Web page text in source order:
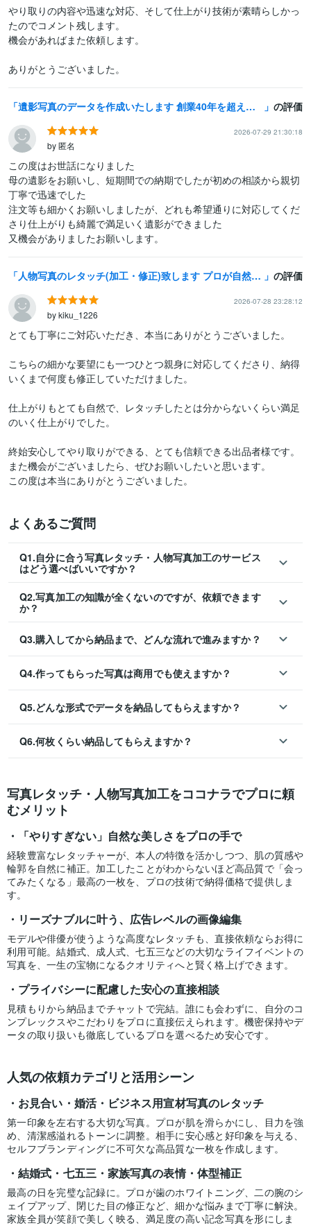
やり取りの内容や迅速な対応、そして仕上がり技術が素晴らしかっ
たのでコメント残します。
機会があればまた依頼します。
ありがとうございました。
遺影写真のデータを作成いたします 創業40年を超える写真専門会社があなたのご希望を叶えます の評価
2026-07-29 21:30:18
by 匿名
この度はお世話になりました
母の遺影をお願いし、短期間での納期でしたが初めの相談から親切
丁寧で迅速でした
注文等も細かくお願いしましたが、どれも希望通りに対応してくだ
さり仕上がりも綺麗で満足いく遺影ができました
又機会がありましたお願いします。
人物写真のレタッチ(加工・修正)致します プロが自然に綺麗に加工致します。お気軽にご相談下さい♪ の評価
2026-07-28 23:28:12
by kiku_1226
とても丁寧にご対応いただき、本当にありがとうございました。
こちらの細かな要望にも一つひとつ親身に対応してくださり、納得
いくまで何度も修正していただけました。
仕上がりもとても自然で、レタッチしたとは分からないくらい満足
のいく仕上がりでした。
終始安心してやり取りができる、とても信頼できる出品者様です。
また機会がございましたら、ぜひお願いしたいと思います。
この度は本当にありがとうございました。
よくあるご質問
Q1.自分に合う写真レタッチ・人物写真加工のサービス
はどう選べばいいですか？
Q2.写真加工の知識が全くないのですが、依頼できます
か？
Q3.購入してから納品まで、どんな流れで進みますか？
Q4.作ってもらった写真は商用でも使えますか？
Q5.どんな形式でデータを納品してもらえますか？
Q6.何枚くらい納品してもらえますか？
写真レタッチ・人物写真加工をココナラでプロに頼
むメリット
「やりすぎない」自然な美しさをプロの手で
経験豊富なレタッチャーが、本人の特徴を活かしつつ、肌の質感や
輪郭を自然に補正。加工したことがわからないほど高品質で「会っ
てみたくなる」最高の一枚を、プロの技術で納得価格で提供しま
す。
リーズナブルに叶う、広告レベルの画像編集
モデルや俳優が使うような高度なレタッチも、直接依頼ならお得に
利用可能。結婚式、成人式、七五三などの大切なライフイベントの
写真を、一生の宝物になるクオリティへと賢く格上げできます。
プライバシーに配慮した安心の直接相談
見積もりから納品までチャットで完結。誰にも会わずに、自分のコ
ンプレックスやこだわりをプロに直接伝えられます。機密保持やデ
ータの取り扱いも徹底しているプロを選べるため安心です。
人気の依頼カテゴリと活用シーン
お見合い・婚活・ビジネス用宣材写真のレタッチ
第一印象を左右する大切な写真。プロが肌を滑らかにし、目力を強
め、清潔感溢れるトーンに調整。相手に安心感と好印象を与える、
セルフブランディングに不可欠な高品質な一枚を作成します。
結婚式・七五三・家族写真の表情・体型補正
最高の日を完璧な記録に。プロが歯のホワイトニング、二の腕のシ
ェイプアップ、閉じた目の修正など、細かな悩みまで丁寧に解決。
家族全員が笑顔で美しく映る、満足度の高い記念写真を形にしま